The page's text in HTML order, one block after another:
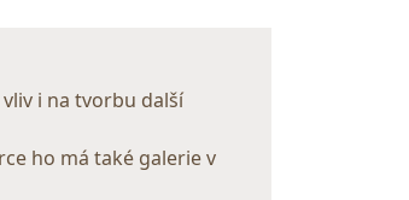
vliv i na tvorbu další
ho má také galerie v